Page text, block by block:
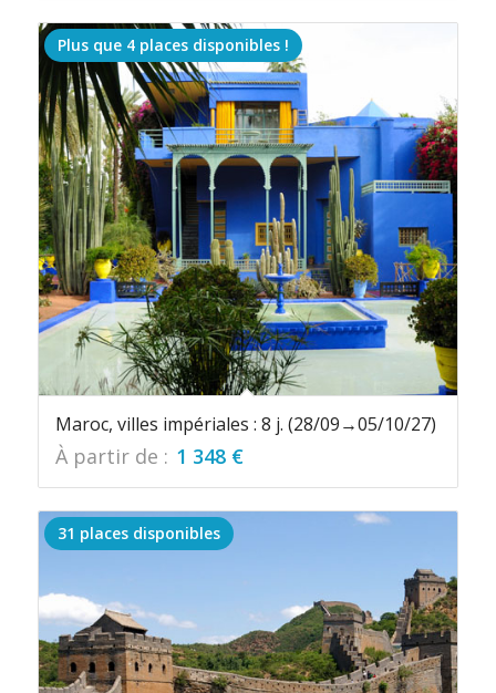
Plus que 4 places disponibles !
Maroc, villes impériales : 8 j. (28/09→05/10/27)
À partir de : 1 348 €
31 places disponibles